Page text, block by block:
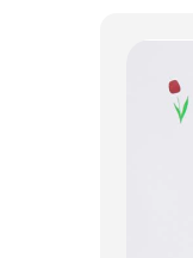
Коробки